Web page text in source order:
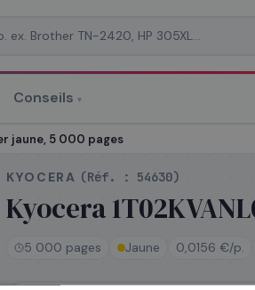
Conseils ▾
jaune, 5 000 pages
KYOCERA (Réf. : 54630)
Kyocera
5 000 pages Jaune 0,0156 €/p.
*